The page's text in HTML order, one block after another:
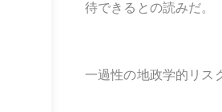
待できるとの読みだ。
一過性の地政学的リス